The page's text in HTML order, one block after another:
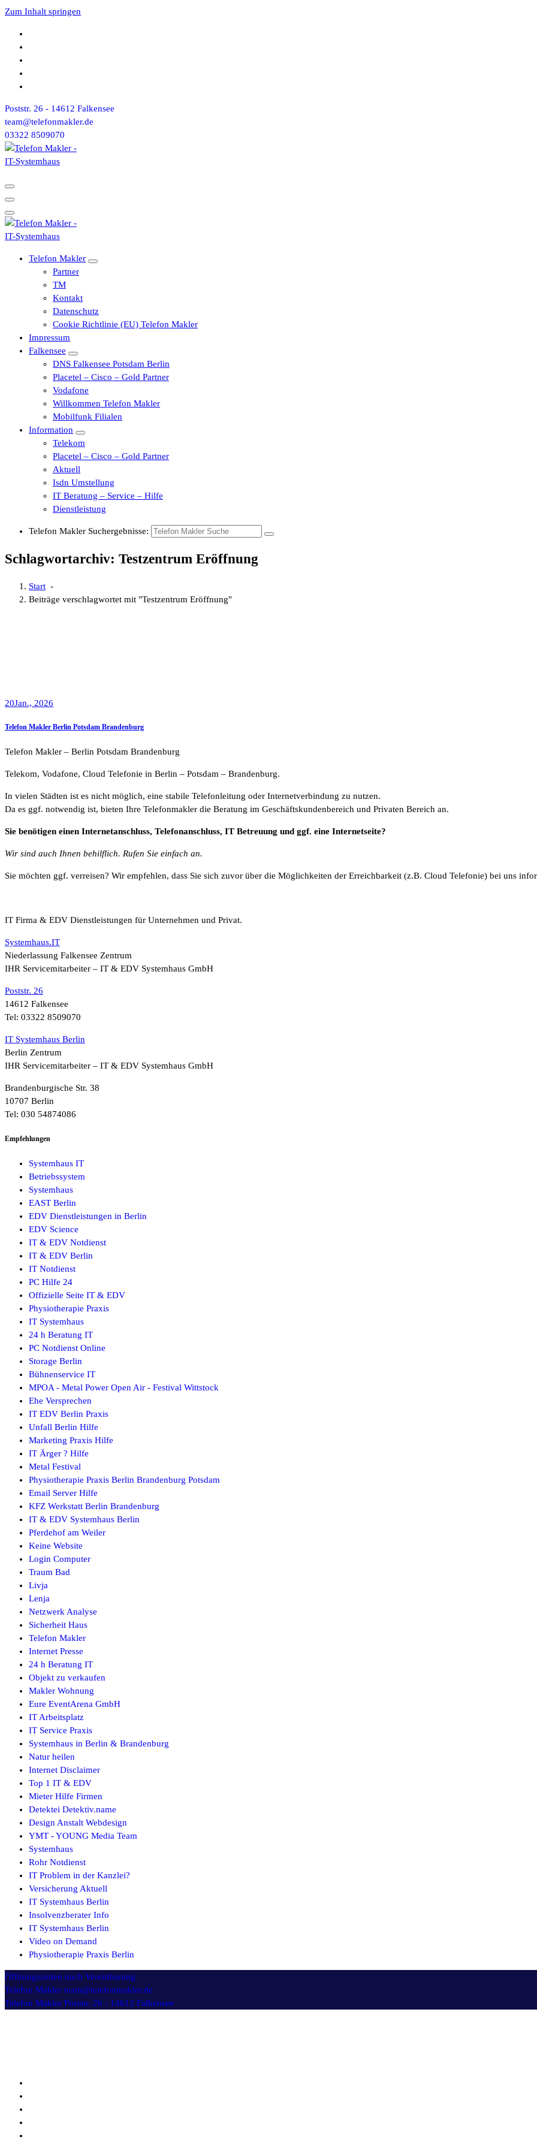
Zum Inhalt springen
Poststr. 26 - 14612 Falkensee
team@telefonmakler.de
03322 8509070
Telefon Makler
Partner
TM
Kontakt
Datenschutz
Cookie Richtlinie (EU) Telefon Makler
Impressum
Falkensee
DNS Falkensee Potsdam Berlin
Placetel – Cisco – Gold Partner
Vodafone
Willkommen Telefon Makler
Mobilfunk Filialen
Information
Telekom
Placetel – Cisco – Gold Partner
Aktuell
Isdn Umstellung
IT Beratung – Service – Hilfe
Dienstleistung
Telefon Makler Suchergebnisse:
Schlagwortarchiv: Testzentrum Eröffnung
Start -
Beiträge verschlagwortet mit "Testzentrum Eröffnung"
20Jan., 2026
Telefon Makler Berlin Potsdam Brandenburg
Telefon Makler – Berlin Potsdam Brandenburg
Telekom, Vodafone, Cloud Telefonie in Berlin – Potsdam – Brandenburg.
In vielen Städten ist es nicht möglich, eine stabile Telefonleitung oder Internetverbindung zu nutzen.
Da es ggf. notwendig ist, bieten Ihre Telefonmakler die Beratung im Geschäftskundenbereich und Privaten Bereich an.
Sie benötigen einen Internetanschluss, Telefonanschluss, IT Betreuung und ggf. eine Internetseite?
Wir sind auch Ihnen behilflich. Rufen Sie einfach an.
Sie möchten ggf. verreisen? Wir empfehlen, dass Sie sich zuvor über die Möglichkeiten der Erreichbarkeit (z.B. Cloud Telefonie) bei uns
IT Firma & EDV Dienstleistungen für Unternehmen und Privat.
Systemhaus.IT
Niederlassung Falkensee Zentrum
IHR Servicemitarbeiter – IT & EDV Systemhaus GmbH
Poststr. 26
14612 Falkensee
Tel: 03322 8509070
IT Systemhaus Berlin
Berlin Zentrum
IHR Servicemitarbeiter – IT & EDV Systemhaus GmbH
Brandenburgische Str. 38
10707 Berlin
Tel: 030 54874086
Empfehlungen
Systemhaus IT
Betriebssystem
Systemhaus
EAST Berlin
EDV Dienstleistungen in Berlin
EDV Science
IT & EDV Notdienst
IT & EDV Berlin
IT Notdienst
PC Hilfe 24
Offizielle Seite IT & EDV
Physiotherapie Praxis
IT Systemhaus
24 h Beratung IT
PC Notdienst Online
Storage Berlin
Bühnenservice IT
MPOA - Metal Power Open Air - Festival Wittstock
Ehe Versprechen
IT EDV Berlin Praxis
Unfall Berlin Hilfe
Marketing Praxis Hilfe
IT Ärger ? Hilfe
Metal Festival
Physiotherapie Praxis Berlin Brandenburg Potsdam
Email Server Hilfe
KFZ Werkstatt Berlin Brandenburg
IT & EDV Systemhaus Berlin
Pferdehof am Weiler
Keine Website
Login Computer
Traum Bad
Livja
Lenja
Netzwerk Analyse
Sicherheit Haus
Telefon Makler
Internet Presse
24 h Beratung IT
Objekt zu verkaufen
Makler Wohnung
Eure EventArena GmbH
IT Arbeitsplatz
IT Service Praxis
Systemhaus in Berlin & Brandenburg
Natur heilen
Internet Disclaimer
Top 1 IT & EDV
Mieter Hilfe Firmen
Detektei Detektiv.name
Design Anstalt Webdesign
YMT - YOUNG Media Team
Systemhaus
Rohr Notdienst
IT Problem in der Kanzlei?
Versicherung Aktuell
IT Systemhaus Berlin
Insolvenzberater Info
IT Systemhaus Berlin
Video on Demand
Physiotherapie Praxis Berlin
Öffnungszeiten nach Vereinbarung
Telefon Makler team@telefonmakler.de
Telefon Makler Poststr. 26 - 14612 Falkensee